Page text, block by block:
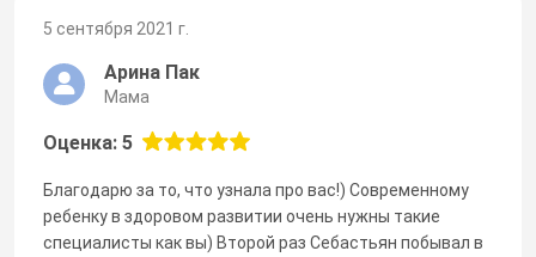
5 сентября 2021 г.
Арина Пак
Мама
Оценка: 5
Благодарю за то, что узнала про вас!) Современному
ребенку в здоровом развитии очень нужны такие
специалисты как вы) Второй раз Себастьян побывал в